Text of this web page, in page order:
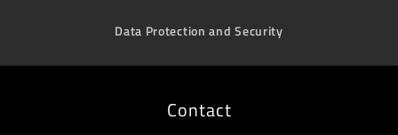
Data Protection and Security
Contact